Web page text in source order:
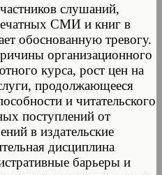
слушаний,
СМИ и книг в
обоснованную тревогу.
организационного
курса, рост цен на
продолжающееся
и читательского
поступлений от
в издательские
дисциплина
барьеры и